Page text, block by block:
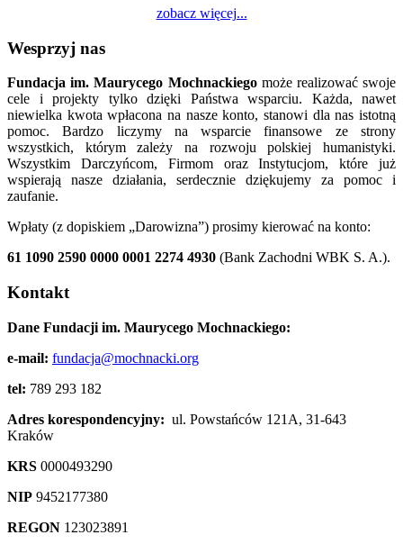
zobacz więcej...
Wesprzyj nas
Fundacja im. Maurycego Mochnackiegomoże realizować swoje
cele i projekty tylko dzięki Państwa wsparciu. Każda, nawet
niewielka kwota wpłacona na nasze konto, stanowi dla nas istotną
pomoc. Bardzo liczymy na wsparcie finansowe ze strony
wszystkich, którym zależy na rozwoju polskiej humanistyki.
Wszystkim Darczyńcom, Firmom oraz Instytucjom, które już
wspierają nasze działania, serdecznie dziękujemy za pomoc i
zaufanie.
Wpłaty (z dopiskiem „Darowizna”) prosimy kierować na konto:
61 1090 2590 0000 0001 2274 4930 (Bank Zachodni WBK S. A.).
Kontakt
Dane Fundacji im. Maurycego Mochnackiego:
e-mail: fundacja@mochnacki.org
tel: 789 293 182
Adres korespondencyjny: ul. Powstańców 121A, 31-643
Kraków
KRS 0000493290
NIP 9452177380
REGON 123023891